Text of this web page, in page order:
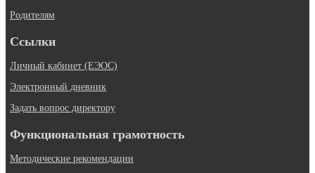
Родителям
Ссылки
Личный кабинет (ЕЭОС)
Электронный дневник
Задать вопрос директору
Функциональная грамотность
Методические рекомендации